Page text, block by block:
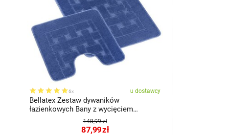
6x u dostawcy
Bellatex Zestaw dywaników
łazienkowych Bany z wycięciem
Prostokąt niebieski, 60x100, 60 x 50 cm
148,99 zł
87,99zł